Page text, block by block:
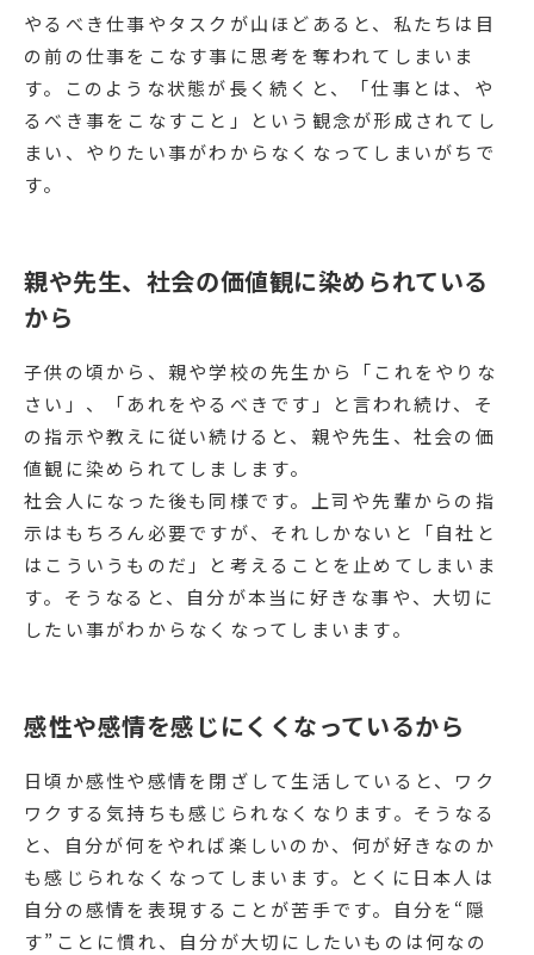
やるべき仕事やタスクが山ほどあると、私たちは目
の前の仕事をこなす事に思考を奪われてしまいま
す。このような状態が長く続くと、「仕事とは、や
るべき事をこなすこと」という観念が形成されてし
まい、やりたい事がわからなくなってしまいがちで
す。
親や先生、社会の価値観に染められている
から
子供の頃から、親や学校の先生から「これをやりな
さい」、「あれをやるべきです」と言われ続け、そ
の指示や教えに従い続けると、親や先生、社会の価
値観に染められてしまします。
社会人になった後も同様です。上司や先輩からの指
示はもちろん必要ですが、それしかないと「自社と
はこういうものだ」と考えることを止めてしまいま
す。そうなると、自分が本当に好きな事や、大切に
したい事がわからなくなってしまいます。
感性や感情を感じにくくなっているから
日頃か感性や感情を閉ざして生活していると、ワク
ワクする気持ちも感じられなくなります。そうなる
と、自分が何をやれば楽しいのか、何が好きなのか
も感じられなくなってしまいます。とくに日本人は
自分の感情を表現することが苦手です。自分を“隠
す”ことに慣れ、自分が大切にしたいものは何なの